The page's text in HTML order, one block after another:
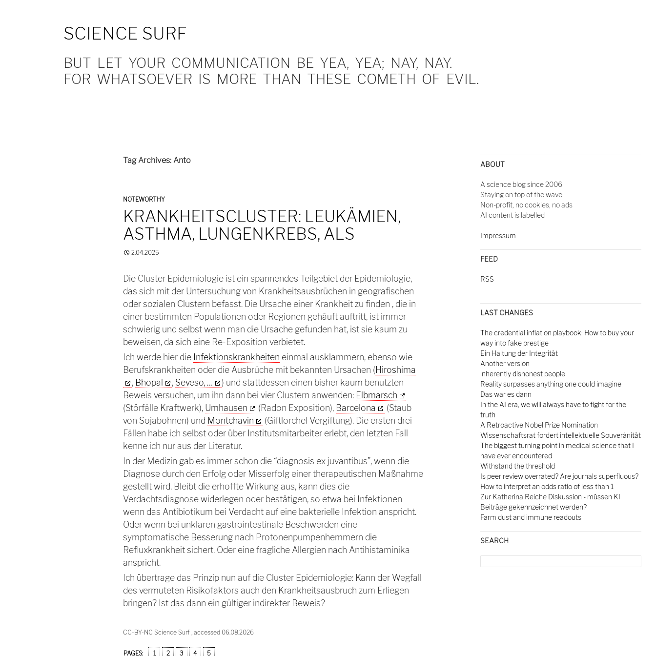
SCIENCE SURF
BUT LET YOUR COMMUNICATION BE YEA, YEA; NAY, NAY.
FOR WHATSOEVER IS MORE THAN THESE COMETH OF EVIL.
Tag Archives: Anto
NOTEWORTHY
KRANKHEITSCLUSTER: LEUKÄMIEN,
ASTHMA, LUNGENKREBS, ALS
2.04.2025
Die Cluster Epidemiologie ist ein spannendes Teilgebiet der Epidemiologie,
das sich mit der Untersuchung von Krankheitsausbrüchen in geografischen
oder sozialen Clustern befasst. Die Ursache einer Krankheit zu finden , die in
einer bestimmten Populationen oder Regionen gehäuft auftritt, ist immer
schwierig und selbst wenn man die Ursache gefunden hat, ist sie kaum zu
beweisen, da sich eine Re-Exposition verbietet.
Ich werde hier die Infektionskrankheiten einmal ausklammern, ebenso wie
Berufskrankheiten oder die Ausbrüche mit bekannten Ursachen (Hiroshima
, Bhopal , Seveso, …
) und stattdessen einen bisher kaum benutzten
Beweis versuchen, um ihn dann bei vier Clustern anwenden: Elbmarsch
(Störfälle Kraftwerk), Umhausen (Radon Exposition), Barcelona
(Staub
von Sojabohnen) und Montchavin
(Giftlorchel Vergiftung). Die ersten drei
Fällen habe ich selbst oder über Institutsmitarbeiter erlebt, den letzten Fall
kenne ich nur aus der Literatur.
In der Medizin gab es immer schon die “diagnosis ex juvantibus”, wenn die
Diagnose durch den Erfolg oder Misserfolg einer therapeutischen Maßnahme
gestellt wird. Bleibt die erhoffte Wirkung aus, kann dies die
Verdachtsdiagnose widerlegen oder bestätigen, so etwa bei Infektionen
wenn das Antibiotikum bei Verdacht auf eine bakterielle Infektion anspricht.
Oder wenn bei unklaren gastrointestinale Beschwerden eine
symptomatische Besserung nach Protonenpumpenhemmern die
Refluxkrankheit sichert. Oder eine fragliche Allergien nach Antihistaminika
anspricht.
Ich übertrage das Prinzip nun auf die Cluster Epidemiologie: Kann der Wegfall
des vermuteten Risikofaktors auch den Krankheitsausbruch zum Erliegen
bringen? Ist das dann ein gültiger indirekter Beweis?
CC-BY-NC Science Surf , accessed 06.08.2026
PAGES: 1 2 3 4 5
ABOUT
A science blog since 2006
Staying on top of the wave
Non-profit, no cookies, no ads
AI content is labelled
Impressum
FEED
RSS
LAST CHANGES
The credential inflation playbook: How to buy your
way into fake prestige
Ein Haltung der Integrität
Another version
inherently dishonest people
Reality surpasses anything one could imagine
Das war es dann
In the AI era, we will always have to fight for the
truth
A Retroactive Nobel Prize Nomination
Wissenschaftsrat fordert intellektuelle Souveränität
The biggest turning point in medical science that I
have ever encountered
Withstand the threshold
Is peer review overrated? Are journals superfluous?
How to interpret an odds ratio of less than 1
Zur Katherina Reiche Diskussion - müssen KI
Beiträge gekennzeichnet werden?
Farm dust and immune readouts
SEARCH